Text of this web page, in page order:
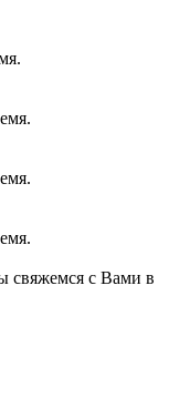
свяжемся с Вами в